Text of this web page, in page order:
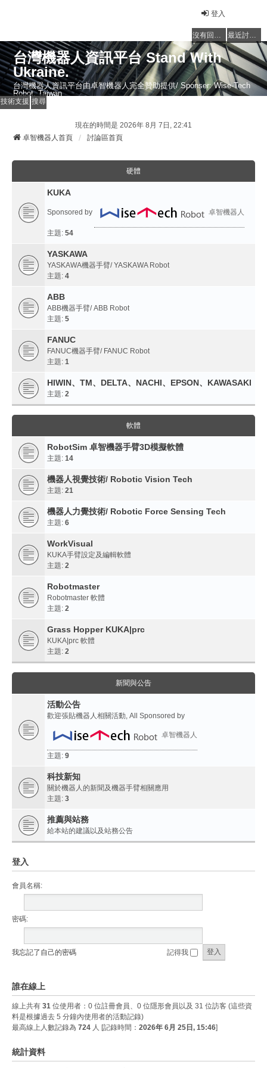
登入
沒有回覆的主題 最近討論的主題
台灣機器人資訊平台 Stand With
Ukraine.
台灣機器人資訊平台由卓智機器人完全贊助提供/ Sponser: Wise-Tech
Robot, Taiwan
技術支援 搜尋
現在的時間是 2026年 8月 7日, 22:41
卓智機器人首頁
討論區首頁
硬體
KUKA
Sponsored by 卓智機器人
主題: 54
YASKAWA
YASKAWA機器手臂/ YASKAWA Robot
主題: 4
ABB
ABB機器手臂/ ABB Robot
主題: 5
FANUC
FANUC機器手臂/ FANUC Robot
主題: 1
HIWIN、TM、DELTA、NACHI、EPSON、KAWASAKI
主題: 2
軟體
RobotSim 卓智機器手臂3D模擬軟體
主題: 14
機器人視覺技術/ Robotic Vision Tech
主題: 21
機器人力覺技術/ Robotic Force Sensing Tech
主題: 6
WorkVisual
KUKA手臂設定及編輯軟體
主題: 2
Robotmaster
Robotmaster 軟體
主題: 2
Grass Hopper KUKA|prc
KUKA|prc 軟體
主題: 2
新聞與公告
活動公告
歡迎張貼機器人相關活動, All Sponsored by
卓智機器人
主題: 9
科技新知
關於機器人的新聞及機器手臂相關應用
主題: 3
推薦與站務
給本站的建議以及站務公告
登入
會員名稱:
密碼:
我忘記了自己的密碼 記得我
誰在線上
線上共有 31 位使用者：0 位註冊會員、0 位隱形會員以及 31 位訪客 (這些資
料是根據過去 5 分鐘內使用者的活動記錄)
最高線上人數記錄為 724 人 [記錄時間： 2026年 6月 25日, 15:46]
統計資料